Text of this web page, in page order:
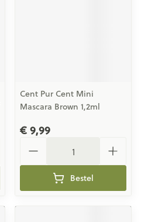
Cent Pur Cent Mini
Mascara Brown 1,2ml
€ 9,99
Bestel